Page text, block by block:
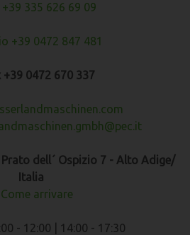
335 626 69 09
+39 0472 847 481
+39 0472 670 337
Prato dell´ Ospizio 7 - Alto Adige/
Italia
Come arrivare
- 12:00 | 14:00 - 17:30